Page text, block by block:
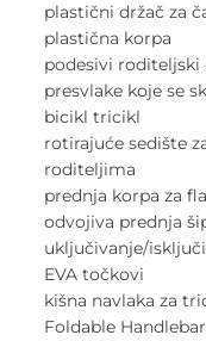
plastični držač za
plastična korpa
podesivi roditeljski
presvlake koje se
bicikl tricikl
rotirajuće sedište
roditeljima
prednja korpa za
odvojiva prednja
uključivanje/
EVA točkovi
kišna navlaka za
Foldable Handlebar